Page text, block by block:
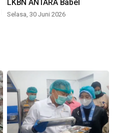
LKBN ANTARA Babel
Selasa, 30 Juni 2026